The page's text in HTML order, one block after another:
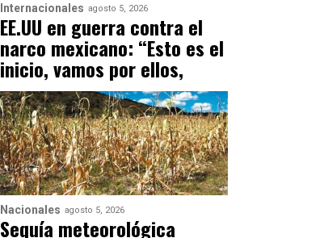
Internacionales agosto 5, 2026
EE.UU en guerra contra el
narco mexicano: “Esto es el
inicio, vamos por ellos,
Nacionales agosto 5, 2026
Sequía meteorológica